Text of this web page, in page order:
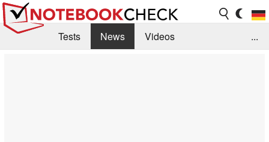
Tests News
Videos
...